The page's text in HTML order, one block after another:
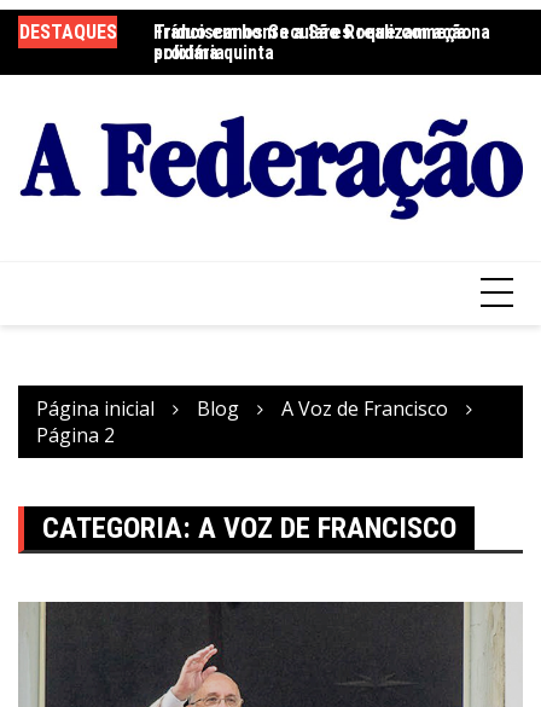
para
o
DESTAQUES
Tríduo em honra a São Roque começa na
próxima quinta
Franciscanos Seculares realizam ação
solidária
Página inicial Blog
A Voz de Francisco
Página 2
CATEGORIA: A VOZ DE FRANCISCO